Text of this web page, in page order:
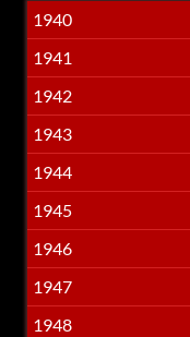
1940
1941
1942
1943
1944
1945
1946
1947
1948